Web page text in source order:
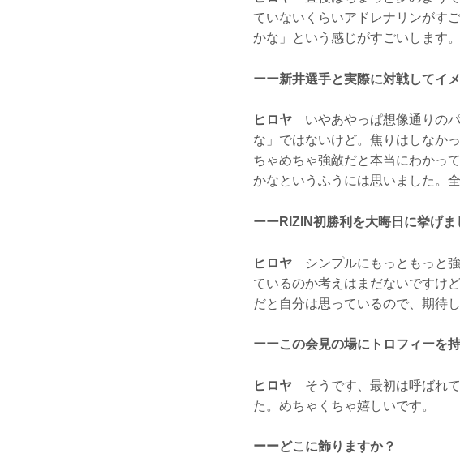
ていないくらいアドレナリンがす
かな」という感じがすごいします。
ーー新井選手と実際に対戦してイ
ヒロヤ いやあやっぱ想像通りの
な」ではないけど。焦りはしなか
ちゃめちゃ強敵だと本当にわかっ
かなというふうには思いました。
ーーRIZIN初勝利を大晦日に挙げ
ヒロヤ シンプルにもっともっと
ているのか考えはまだないですけ
だと自分は思っているので、期待
ーーこの会見の場にトロフィーを
ヒロヤ そうです、最初は呼ばれ
た。めちゃくちゃ嬉しいです。
ーーどこに飾りますか？